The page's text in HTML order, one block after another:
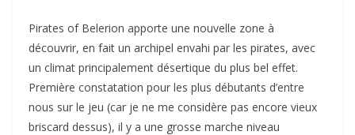
Pirates of Belerion apporte une nouvelle zone à
découvrir, en fait un archipel envahi par les pirates, avec
un climat principalement désertique du plus bel effet.
Première constatation pour les plus débutants d’entre
nous sur le jeu (car je ne me considère pas encore vieux
briscard dessus), il y a une grosse marche niveau